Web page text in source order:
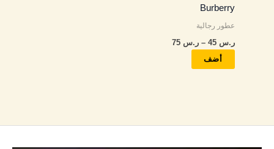
Burberry
عطور رجالية
ر.س – ر.س
أضف
على